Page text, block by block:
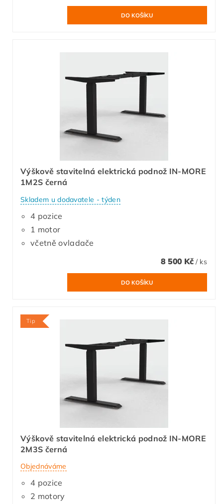
Výškově stavitelná elektrická podnož IN-MORE
1M2S černá
Skladem u dodavatele - týden
4 pozice
1 motor
včetně ovladače
8 500 Kč / ks
Tip
Výškově stavitelná elektrická podnož IN-MORE
2M3S černá
Objednáváme
4 pozice
2 motory